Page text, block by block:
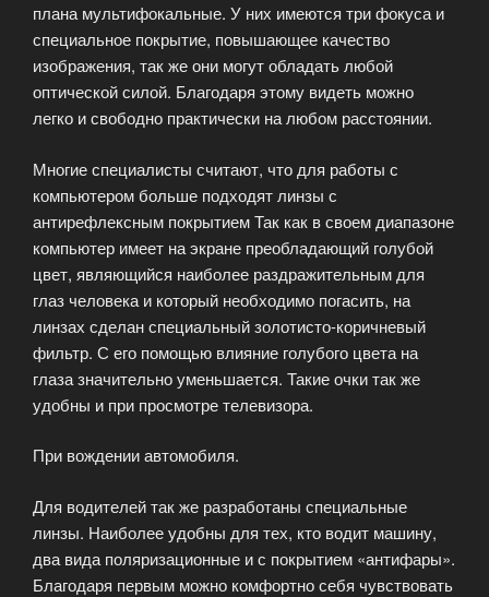
плана мультифокальные. У них имеются три фокуса и
специальное покрытие, повышающее качество
изображения, так же они могут обладать любой
оптической силой. Благодаря этому видеть можно
легко и свободно практически на любом расстоянии.
Многие специалисты считают, что для работы с
компьютером больше подходят линзы с
антирефлексным покрытием Так как в своем диапазоне
компьютер имеет на экране преобладающий голубой
цвет, являющийся наиболее раздражительным для
глаз человека и который необходимо погасить, на
линзах сделан специальный золотисто-коричневый
фильтр. С его помощью влияние голубого цвета на
глаза значительно уменьшается. Такие очки так же
удобны и при просмотре телевизора.
При вождении автомобиля.
Для водителей так же разработаны специальные
линзы. Наиболее удобны для тех, кто водит машину,
два вида поляризационные и с покрытием «антифары».
Благодаря первым можно комфортно себя чувствовать